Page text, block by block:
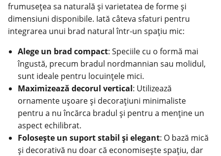
frumusețea sa naturală și varietatea de forme și
dimensiuni disponibile. Iată câteva sfaturi pentru
integrarea unui brad natural într-un spațiu mic:
Alege un brad compact: Speciile cu o formă mai
îngustă, precum bradul nordmannian sau molidul,
sunt ideale pentru locuințele mici.
Maximizează decorul vertical: Utilizează
ornamente ușoare și decorațiuni minimaliste
pentru a nu încărca bradul și pentru a menține un
aspect echilibrat.
Folosește un suport stabil și elegant: O bază mică
și decorativă nu doar că economisește spațiu, dar